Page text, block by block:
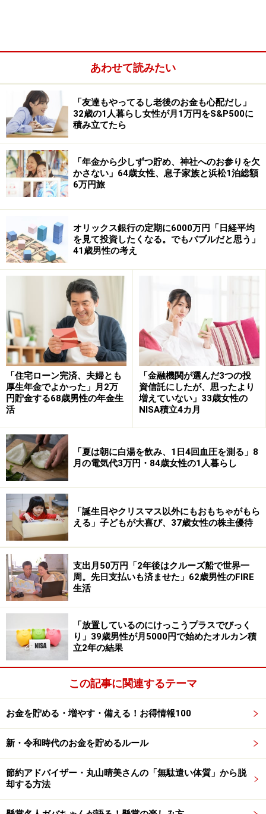
株主優待目的で最も買ってよかった銘柄は、
ク＜3003＞だそうです。
300株以上を2年以上保有することでもらえる優待の内容
は「3000円相当のグルメカタログギフト、もしくは3000
好きな組み合わせで2点（計6000円相当）。「優待の内
容に加えて、PBR（企業の純資産に対して、株価が何倍
まで評価されているかを示す指標）とPER（企業の利益
に対して、株価が何倍まで買われているかを示す指標）
を確認して購入し、すでに6年以上保有」しているとの
カタログを初めて受け取った際には、「こんなに幅広い
バリエーションから選べるんだと驚いた」そうで、実際
には「食品が多いので、（実家の）家族のため」に活用
していると言います。
これまで「インカムゲイン（資産を保有していることで
いる」と、満足度は高いようです。
「優待が会話のきっかけになっている」
日ごろ優待銘柄を選ぶ際には、優待内容が「自分のニー
ズと合致しているか」を重視しているそう。その背景に
は、優待を受け取っても「価値を感じることができなか
った」経験があったと明かしています。
なお、ヒューリック以外に気に入っている優待銘柄とし
ては、100株以上を1年以上保有するとクオカードなどが
受け取れる「キリンホールディングス＜2503＞」も挙げ
優待銘柄を保有してよかった点については、「現在、自
身が海外勤務中のため、実家の母が自分の代わりに受け
取る商品を選んでいる。『これを選んだよ』『次回はこ
れがいいな』『これはおいしくなかった』などと、優待
が会話のきっかけになっている。離れていても、定期的
に親孝行ができる点がいい」とコメントされていまし
た。
※皆さんの買ってよかった株主優待エピソードをこちら
からぜひお寄せください。エピソードの採用で3000円分
あわせて読みたい
「友達もやってるし老後のお金も心配だし」
32歳の1人暮らし女性が月1万円をS&P500に
積み立てたら
「年金から少しずつ貯め、神社へのお参りを欠
かさない」64歳女性、息子家族と浜松1泊総額
6万円旅
オリックス銀行の定期に6000万円「日経平均
を見て投資したくなる。でもバブルだと思う」
41歳男性の考え
「住宅ローン完済、夫婦とも
厚生年金でよかった」月2万
円貯金する68歳男性の年金生
活
「金融機関が選んだ3つの投
資信託にしたが、思ったより
増えていない」33歳女性の
NISA積立4カ月
「夏は朝に白湯を飲み、1日4回血圧を測る」8
月の電気代3万円・84歳女性の1人暮らし
「誕生日やクリスマス以外にもおもちゃがもら
える」子どもが大喜び、37歳女性の株主優待
支出月50万円「2年後はクルーズ船で世界一
周。先日支払いも済ませた」62歳男性のFIRE
生活
「放置しているのにけっこうプラスでびっく
り」39歳男性が月5000円で始めたオルカン積
立2年の結果
この記事に関連するテーマ
お金を貯める・増やす・備える！お得情報100
新・令和時代のお金を貯めるルール
節約アドバイザー・丸山晴美さんの「無駄遣い体質」から脱
却する方法